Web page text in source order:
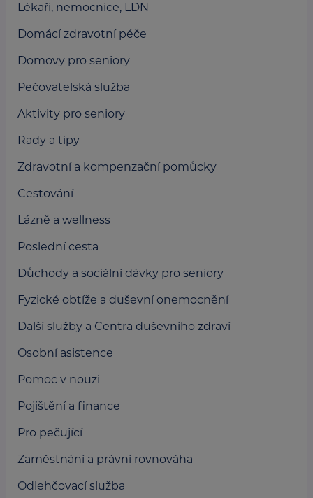
Lékaři, nemocnice, LDN
Domácí zdravotní péče
Domovy pro seniory
Pečovatelská služba
Aktivity pro seniory
Rady a tipy
Zdravotní a kompenzační pomůcky
Cestování
Lázně a wellness
Poslední cesta
Důchody a sociální dávky pro seniory
Fyzické obtíže a duševní onemocnění
Další služby a Centra duševního zdraví
Osobní asistence
Pomoc v nouzi
Pojištění a finance
Pro pečující
Zaměstnání a právní rovnováha
Odlehčovací služba